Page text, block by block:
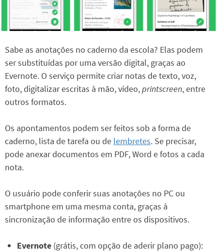
Sabe as anotações no caderno da escola? Elas podem
ser substituídas por uma versão digital, graças ao
Evernote. O serviço permite criar notas de texto, voz,
foto, digitalizar escritas à mão, vídeo,printscreen, entre
outros formatos.
Os apontamentos podem ser feitos sob a forma de
caderno, lista de tarefa ou de lembretes. Se precisar,
pode anexar documentos em PDF, Word e fotos a cada
nota.
O usuário pode conferir suas anotações no PC ou
smartphone em uma mesma conta, graças à
sincronização de informação entre os dispositivos.
Evernote (grátis, com opção de aderir plano pago):